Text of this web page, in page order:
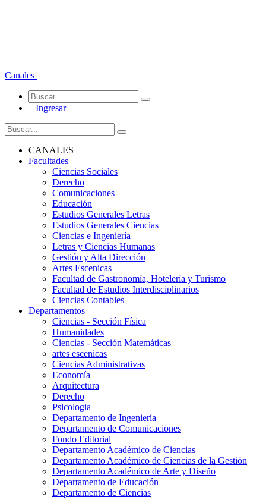
Canales
Ingresar
CANALES
Facultades
Ciencias Sociales
Derecho
Comunicaciones
Educación
Estudios Generales Letras
Estudios Generales Ciencias
Ciencias e Ingeniería
Letras y Ciencias Humanas
Gestión y Alta Dirección
Artes Escenicas
Facultad de Gastronomía, Hotelería y Turismo
Facultad de Estudios Interdisciplinarios
Ciencias Contables
Departamentos
Ciencias - Sección Física
Humanidades
Ciencias - Sección Matemáticas
artes escenicas
Ciencias Administrativas
Economía
Arquitectura
Derecho
Psicologia
Departamento de Ingeniería
Departamento de Comunicaciones
Fondo Editorial
Departamento Académico de Ciencias
Departamento Académico de Ciencias de la Gestión
Departamento Académico de Arte y Diseño
Departamento de Educación
Departamento de Ciencias